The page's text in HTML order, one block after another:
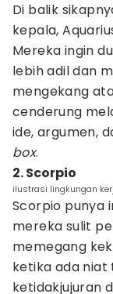
Di balik
kepala,
Mereka ingin
lebih adil dan
mengekang
cenderung
ide, argumen,
box.
2. Scorpio
ilustrasi lingkungan
Scorpio punya
mereka sulit
memegang
ketika ada niat
ketidakjujuran